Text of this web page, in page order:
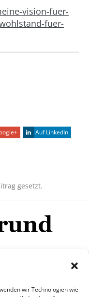
wir Technologien wie
vision-fuer-
fuer-
Auf LinkedIn
gesetzt.